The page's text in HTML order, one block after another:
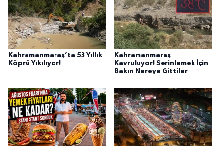
Kahramanmaraş’ta 53 Yıllık
Köprü Yıkılıyor!
Kahramanmaraş
Kavruluyor! Serinlemek İçin
Bakın Nereye Gittiler